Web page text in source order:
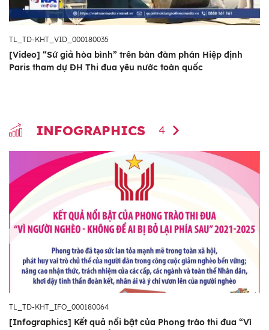
TL_TD-KHT_VID_000180035
[Video] “Sứ giả hòa bình” trên bàn đàm phán Hiệp định
Paris tham dự ĐH Thi đua yêu nước toàn quốc
INFOGRAPHICS 4
TL_TD-KHT_IFO_000180064
[Infographics] Kết quả nổi bật của Phong trào thi đua “Vì